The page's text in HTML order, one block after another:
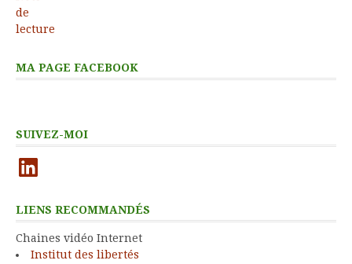
MA PAGE FACEBOOK
SUIVEZ-MOI
LinkedIn
LIENS RECOMMANDÉS
Chaines vidéo Internet
Institut des libertés